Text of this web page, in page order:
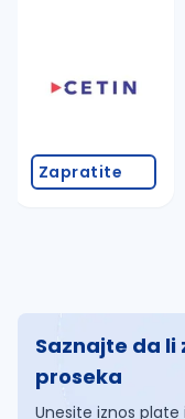
Zapratite
Saznajte da
proseka
Unesite iznos